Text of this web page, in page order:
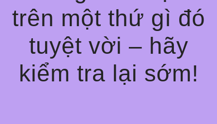
trên một thứ gì đó
tuyệt vời – hãy
kiểm tra lại sớm!